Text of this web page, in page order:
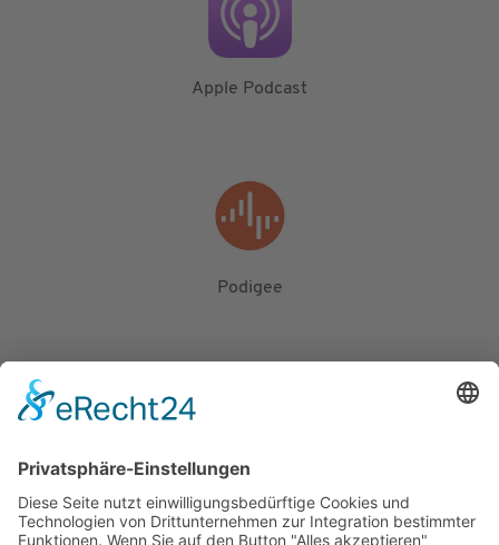
Apple Podcast
Podigee